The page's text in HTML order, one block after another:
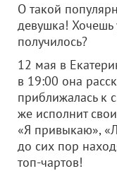
О такой
девушка! Хочешь
получилось?
12 мая в
в 19:00 она
приближалась к
же исполнит
«Я привыкаю»,
до сих пор
топ-чартов!